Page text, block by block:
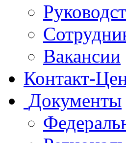
Вакансии
Контакт-
Документы